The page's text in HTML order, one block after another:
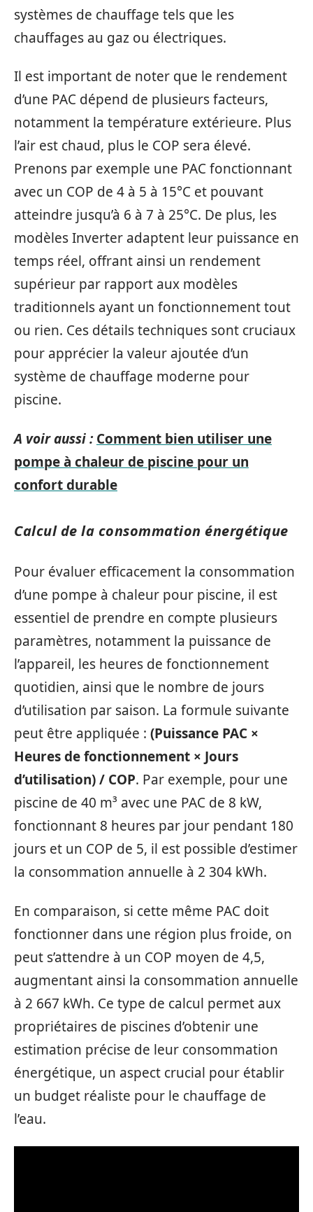
systèmes de chauffage tels que les
chauffages au gaz ou électriques.
Il est important de noter que le rendement
d’une PAC dépend de plusieurs facteurs,
notamment la température extérieure. Plus
l’air est chaud, plus le COP sera élevé.
Prenons par exemple une PAC fonctionnant
avec un COP de 4 à 5 à 15°C et pouvant
atteindre jusqu’à 6 à 7 à 25°C. De plus, les
modèles Inverter adaptent leur puissance en
temps réel, offrant ainsi un rendement
supérieur par rapport aux modèles
traditionnels ayant un fonctionnement tout
ou rien. Ces détails techniques sont cruciaux
pour apprécier la valeur ajoutée d’un
système de chauffage moderne pour
piscine.
A voir aussi : Comment bien utiliser une
pompe à chaleur de piscine pour un
confort durable
Calcul de la consommation énergétique
Pour évaluer efficacement la consommation
d’une pompe à chaleur pour piscine, il est
essentiel de prendre en compte plusieurs
paramètres, notamment la puissance de
l’appareil, les heures de fonctionnement
quotidien, ainsi que le nombre de jours
d’utilisation par saison. La formule suivante
peut être appliquée : (Puissance PAC ×
Heures de fonctionnement × Jours
d’utilisation) / COP. Par exemple, pour une
piscine de 40 m³ avec une PAC de 8 kW,
fonctionnant 8 heures par jour pendant 180
jours et un COP de 5, il est possible d’estimer
la consommation annuelle à 2 304 kWh.
En comparaison, si cette même PAC doit
fonctionner dans une région plus froide, on
peut s’attendre à un COP moyen de 4,5,
augmentant ainsi la consommation annuelle
à 2 667 kWh. Ce type de calcul permet aux
propriétaires de piscines d’obtenir une
estimation précise de leur consommation
énergétique, un aspect crucial pour établir
un budget réaliste pour le chauffage de
l’eau.